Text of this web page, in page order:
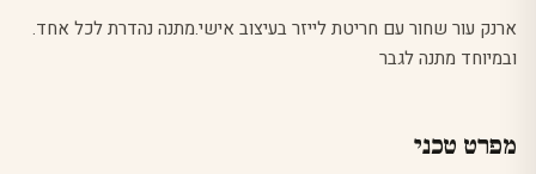
ארנק עור שחור עם חריטת לייזר בעיצוב אישי.מתנה נהדרת לכל אחד.
ובמיוחד מתנה לגבר
מפרט טכני